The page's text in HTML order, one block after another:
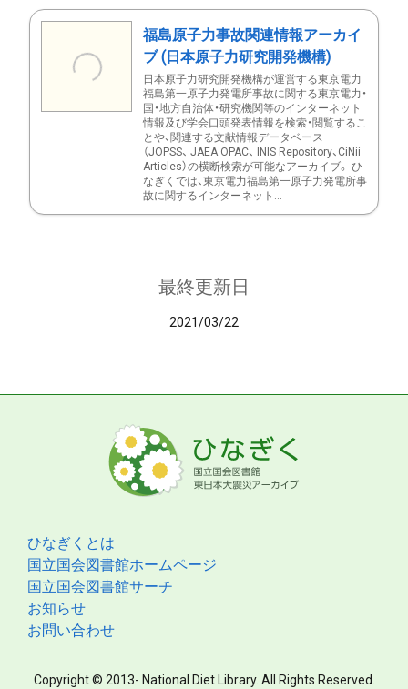
福島原子力事故関連情報アーカイ
ブ (日本原子力研究開発機構)
日本原子力研究開発機構が運営する東京電力
福島第一原子力発電所事故に関する東京電力・
国・地方自治体・研究機関等のインターネット
情報及び学会口頭発表情報を検索・閲覧するこ
とや、関連する文献情報データベース
（JOPSS、 JAEA OPAC、 INIS Repository、CiNii
Articles）の横断検索が可能なアーカイブ。 ひ
なぎくでは、東京電力福島第一原子力発電所事
故に関するインターネット...
最終更新日
2021/03/22
ひなぎくとは
国立国会図書館ホームページ
国立国会図書館サーチ
お知らせ
お問い合わせ
Copyright © 2013- National Diet Library. All Rights Reserved.